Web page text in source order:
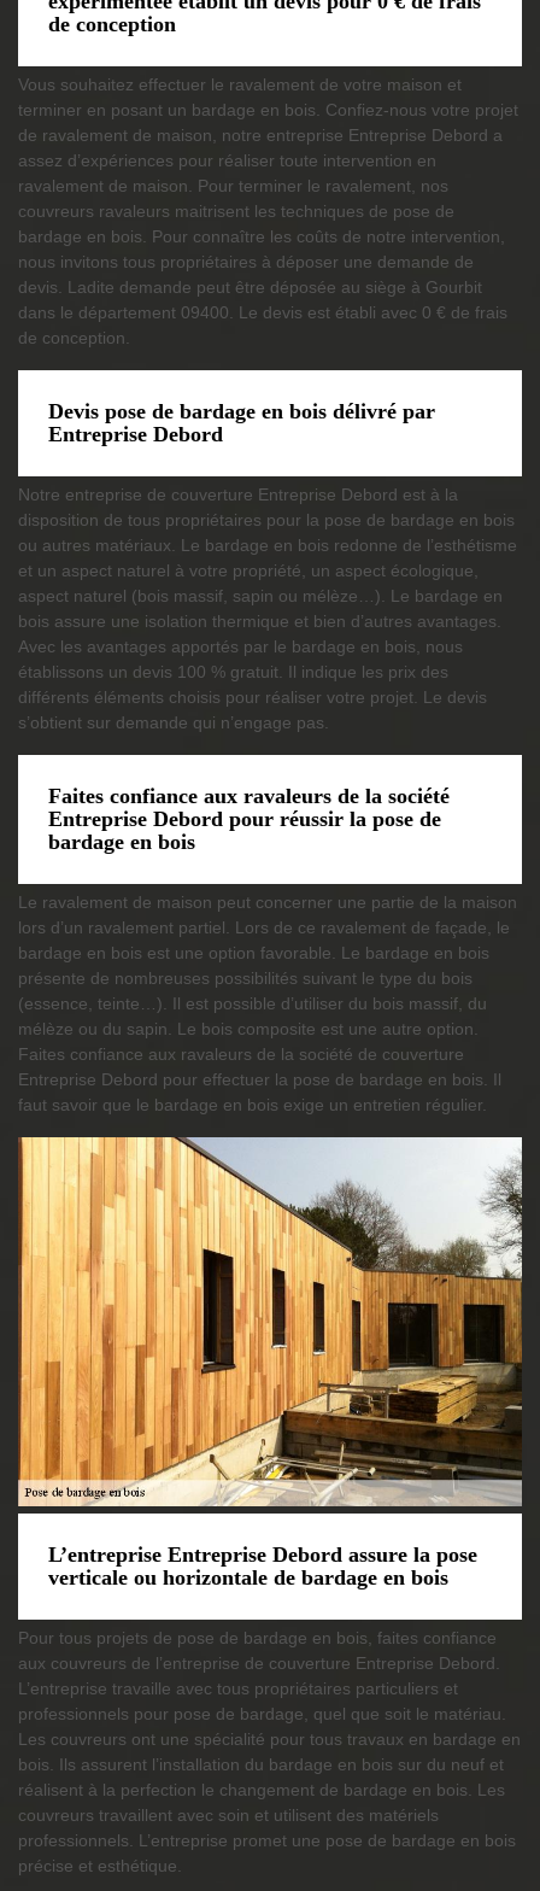
de conception
Vous souhaitez effectuer le ravalement de votre maison et
terminer en posant un bardage en bois. Confiez-nous votre projet
de ravalement de maison, notre entreprise Entreprise Debord a
assez d’expériences pour réaliser toute intervention en
ravalement de maison. Pour terminer le ravalement, nos
couvreurs ravaleurs maitrisent les techniques de pose de
bardage en bois. Pour connaître les coûts de notre intervention,
nous invitons tous propriétaires à déposer une demande de
devis. Ladite demande peut être déposée au siège à Gourbit
dans le département 09400. Le devis est établi avec 0 € de frais
de conception.
Devis pose de bardage en bois délivré par
Entreprise Debord
Notre entreprise de couverture Entreprise Debord est à la
disposition de tous propriétaires pour la pose de bardage en bois
ou autres matériaux. Le bardage en bois redonne de l’esthétisme
et un aspect naturel à votre propriété, un aspect écologique,
aspect naturel (bois massif, sapin ou mélèze…). Le bardage en
bois assure une isolation thermique et bien d’autres avantages.
Avec les avantages apportés par le bardage en bois, nous
établissons un devis 100 % gratuit. Il indique les prix des
différents éléments choisis pour réaliser votre projet. Le devis
s’obtient sur demande qui n’engage pas.
Faites confiance aux ravaleurs de la société
Entreprise Debord pour réussir la pose de
bardage en bois
Le ravalement de maison peut concerner une partie de la maison
lors d’un ravalement partiel. Lors de ce ravalement de façade, le
bardage en bois est une option favorable. Le bardage en bois
présente de nombreuses possibilités suivant le type du bois
(essence, teinte…). Il est possible d’utiliser du bois massif, du
mélèze ou du sapin. Le bois composite est une autre option.
Faites confiance aux ravaleurs de la société de couverture
Entreprise Debord pour effectuer la pose de bardage en bois. Il
faut savoir que le bardage en bois exige un entretien régulier.
L’entreprise Entreprise Debord assure la pose
verticale ou horizontale de bardage en bois
Pour tous projets de pose de bardage en bois, faites confiance
aux couvreurs de l’entreprise de couverture Entreprise Debord.
L’entreprise travaille avec tous propriétaires particuliers et
professionnels pour pose de bardage, quel que soit le matériau.
Les couvreurs ont une spécialité pour tous travaux en bardage en
bois. Ils assurent l’installation du bardage en bois sur du neuf et
réalisent à la perfection le changement de bardage en bois. Les
couvreurs travaillent avec soin et utilisent des matériels
professionnels. L’entreprise promet une pose de bardage en bois
précise et esthétique.